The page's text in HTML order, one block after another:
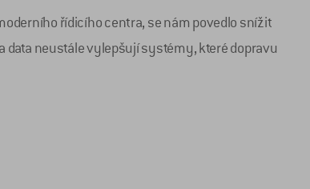
řídicího centra, se nám povedlo snížit
data neustále vylepšují systémy, které dopravu